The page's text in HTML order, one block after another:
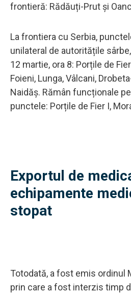
frontieră: Rădăuți-Prut și
La frontiera cu Serbia,
unilateral de autoritățile
12 martie, ora 8: Porțile de
Foieni, Lunga, Vâlcani,
Naidăș. Rămân funcționale
punctele: Porțile de Fier I,
Exportul de
echipamente
stopat
Totodată, a fost emis ordinul
prin care a fost interzis timp